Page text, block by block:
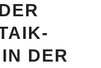
DER